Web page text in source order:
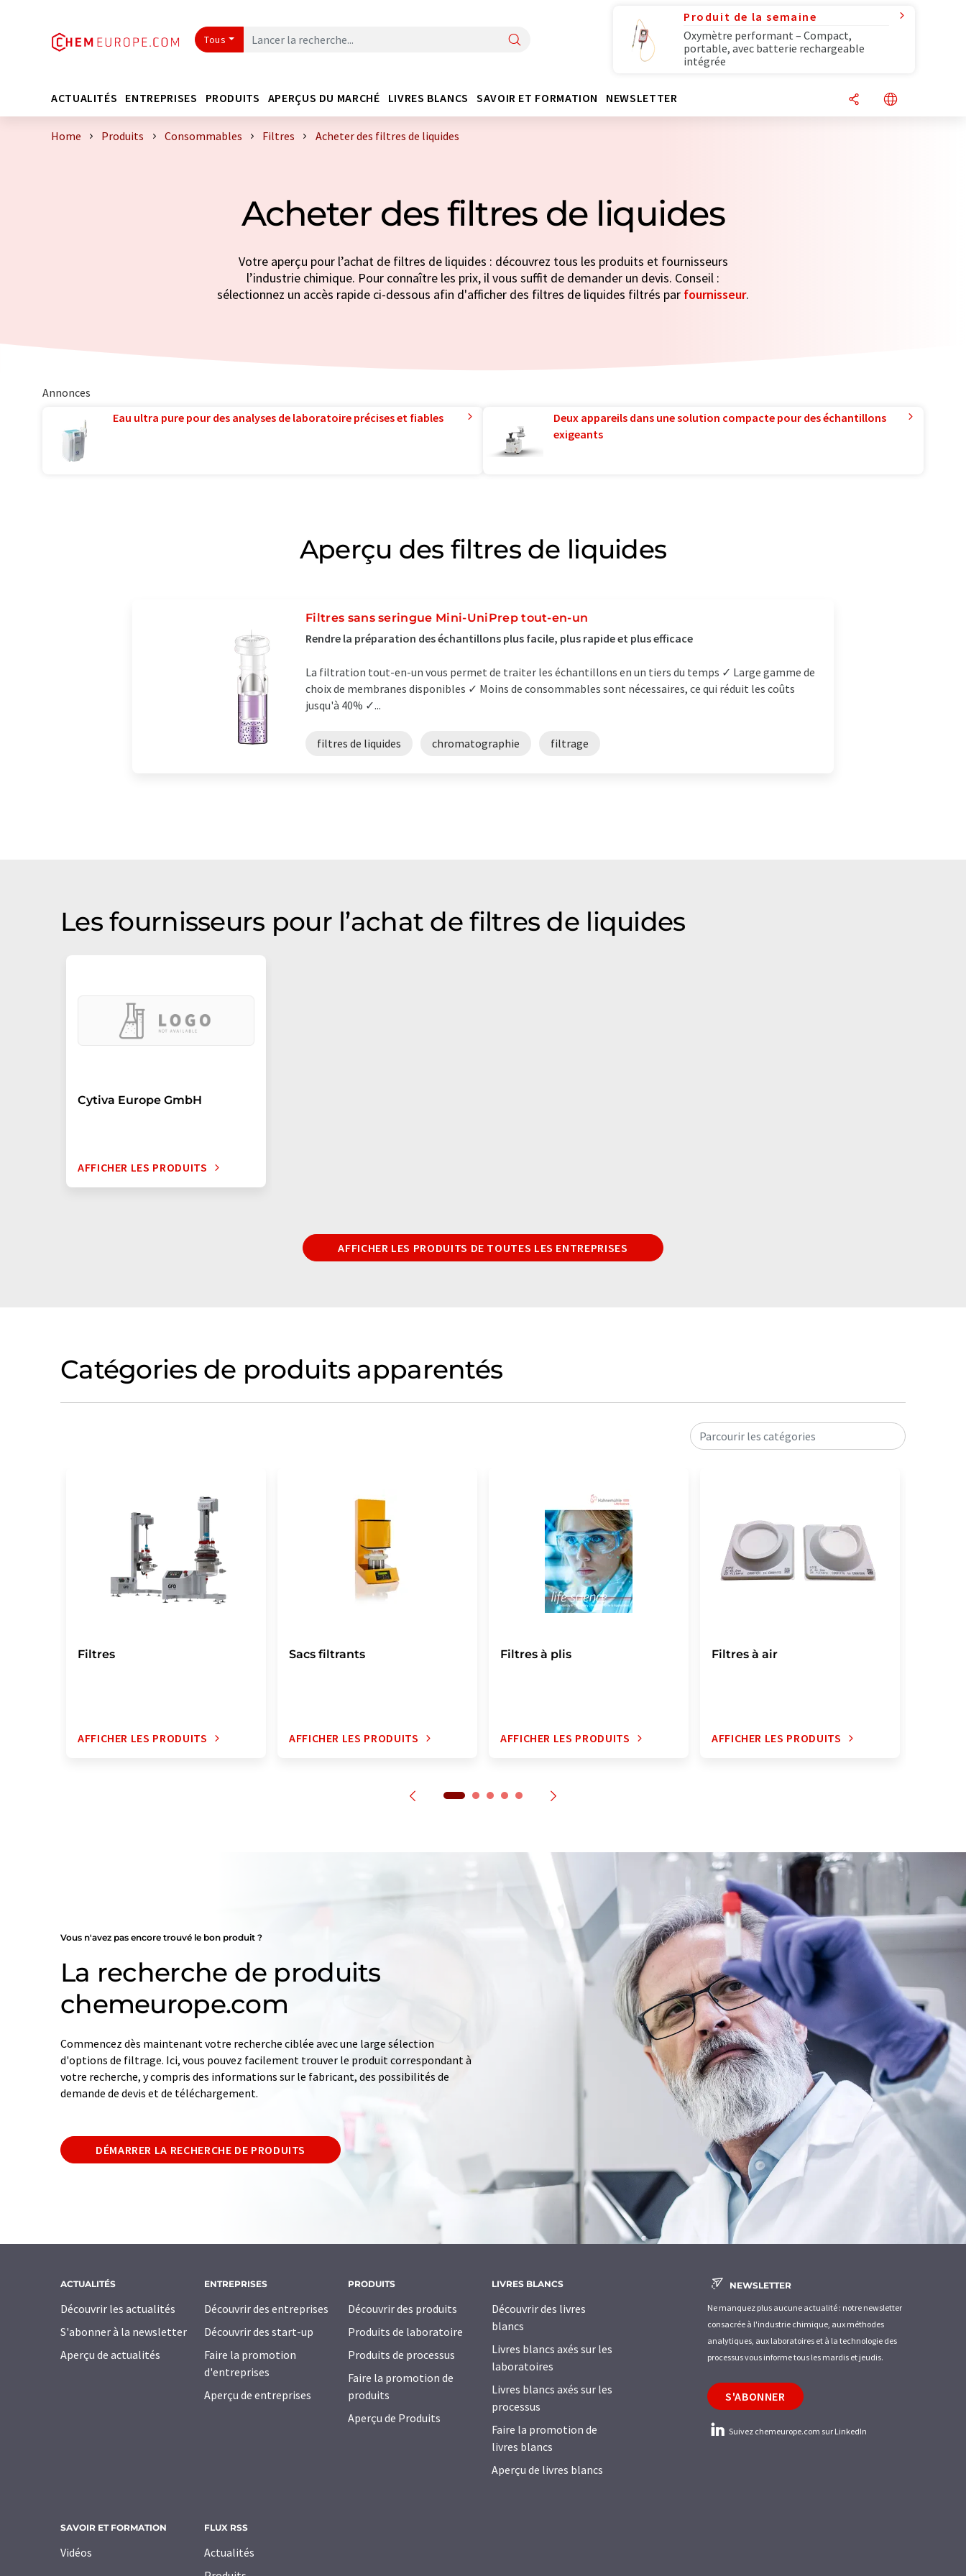
Tous
Produit de la semaine
Oxymètre performant – Compact,
portable, avec batterie rechargeable
intégrée
ACTUALITÉS ENTREPRISES PRODUITS APERÇUS DU MARCHÉ LIVRES BLANCS SAVOIR ET FORMATION NEWSLETTER
Home Produits Consommables Filtres Acheter des filtres de liquides
Acheter des filtres de liquides
Votre aperçu pour l’achat de filtres de liquides : découvrez tous les produits et fournisseurs
l’industrie chimique. Pour connaître les prix, il vous suffit de demander un devis. Conseil :
sélectionnez un accès rapide ci-dessous afin d'afficher des filtres de liquides filtrés par fournisseur.
Annonces
Eau ultra pure pour des analyses de laboratoire précises et fiables
Deux appareils dans une solution compacte pour des échantillons
exigeants
Aperçu des filtres de liquides
Filtres sans seringue Mini-UniPrep tout-en-un
Rendre la préparation des échantillons plus facile, plus rapide et plus efficace
La filtration tout-en-un vous permet de traiter les échantillons en un tiers du temps ✓ Large gamme de
choix de membranes disponibles ✓ Moins de consommables sont nécessaires, ce qui réduit les coûts
jusqu'à 40% ✓...
filtres de liquides chromatographie filtrage
Les fournisseurs pour l’achat de filtres de liquides
Cytiva Europe GmbH
AFFICHER LES PRODUITS
AFFICHER LES PRODUITS DE TOUTES LES ENTREPRISES
Catégories de produits apparentés
Parcourir les catégories
Filtres
AFFICHER LES PRODUITS
Sacs filtrants
AFFICHER LES PRODUITS
Filtres à plis
AFFICHER LES PRODUITS
Filtres à air
AFFICHER LES PRODUITS
Vous n'avez pas encore trouvé le bon produit ?
La recherche de produits
chemeurope.com
Commencez dès maintenant votre recherche ciblée avec une large sélection
d'options de filtrage. Ici, vous pouvez facilement trouver le produit correspondant à
votre recherche, y compris des informations sur le fabricant, des possibilités de
demande de devis et de téléchargement.
DÉMARRER LA RECHERCHE DE PRODUITS
ACTUALITÉS
Découvrir les actualités
S'abonner à la newsletter
Aperçu de actualités
ENTREPRISES
Découvrir des entreprises
Découvrir des start-up
Faire la promotion
d'entreprises
Aperçu de entreprises
PRODUITS
Découvrir des produits
Produits de laboratoire
Produits de processus
Faire la promotion de
produits
Aperçu de Produits
LIVRES BLANCS
Découvrir des livres
blancs
Livres blancs axés sur les
laboratoires
Livres blancs axés sur les
processus
Faire la promotion de
livres blancs
Aperçu de livres blancs
SAVOIR ET FORMATION
Vidéos
FLUX RSS
Actualités
NEWSLETTER
Ne manquez plus aucune actualité : notre newsletter
consacrée à l'industrie chimique, aux méthodes
analytiques, aux laboratoires et à la technologie des
processus vous informe tous les mardis et jeudis.
S'ABONNER
Suivez chemeurope.com sur LinkedIn